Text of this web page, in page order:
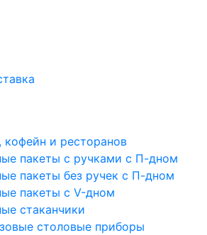
кофейн и ресторанов
пакеты с ручками с П-дном
пакеты без ручек с П-дном
пакеты с V-дном
стаканчики
столовые приборы